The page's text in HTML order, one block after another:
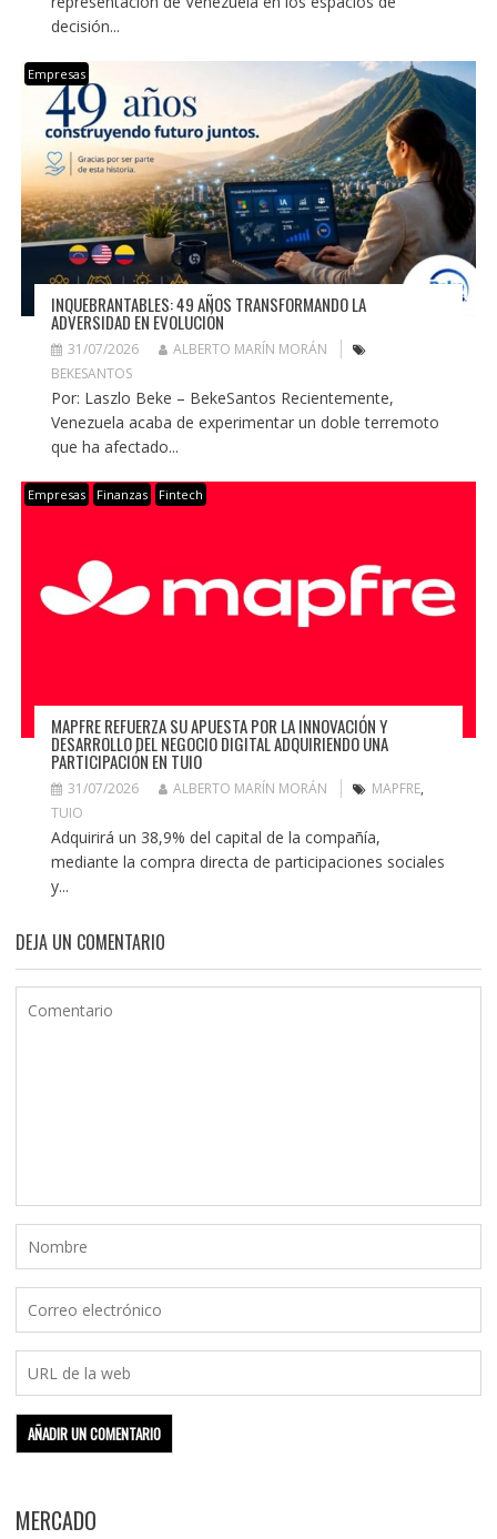
decisión...
Empresas
INQUEBRANTABLES: 49 AÑOS TRANSFORMANDO LA
ADVERSIDAD EN EVOLUCIÓN
31/07/2026
ALBERTO MARÍN MORÁN
BEKESANTOS
Por: Laszlo Beke – BekeSantos Recientemente,
Venezuela acaba de experimentar un doble terremoto
que ha afectado...
Empresas Finanzas Fintech
MAPFRE REFUERZA SU APUESTA POR LA INNOVACIÓN Y
DESARROLLO DEL NEGOCIO DIGITAL ADQUIRIENDO UNA
PARTICIPACIÓN EN TUIO
31/07/2026 ALBERTO MARÍN MORÁN MAPFRE,
TUIO
Adquirirá un 38,9% del capital de la compañía,
mediante la compra directa de participaciones sociales
y...
DEJA UN COMENTARIO
MERCADO